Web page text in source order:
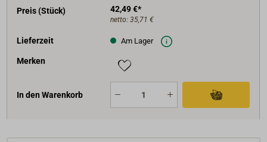
Preis (Stück)
42,49 €*
netto: 35,71 €
Lieferzeit Am Lager
Merken
In den Warenkorb